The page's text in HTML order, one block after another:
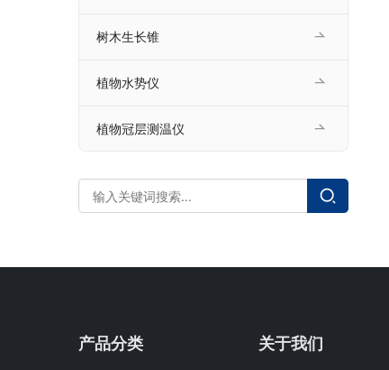
树木生长锥
植物水势仪
植物冠层测温仪
产品分类 关于我们